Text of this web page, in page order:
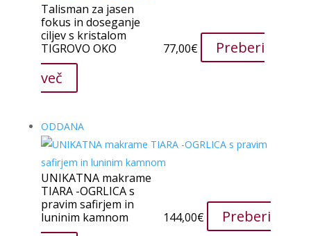
Talisman za jasen
fokus in doseganje
ciljev s kristalom
TIGROVO OKO
77,00€
Preberi
več
ODDANA
UNIKATNA makrame
TIARA -OGRLICA s
pravim safirjem in
luninim kamnom
144,00€
Preberi